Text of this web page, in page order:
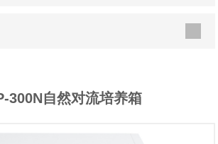
300N自然对流培养箱